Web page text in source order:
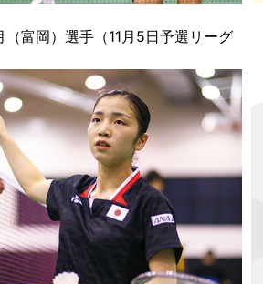
富岡）選手（11月5日予選リーグ